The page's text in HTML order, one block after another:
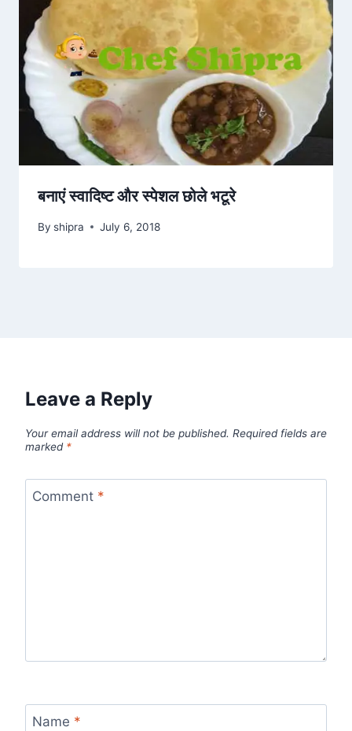
बनाएं स्वादिष्ट और स्पेशल छोले भटूरे
By shipra July 6, 2018
Leave a Reply
Your email address will not be published. Required fields are
marked *
Comment *
Name *